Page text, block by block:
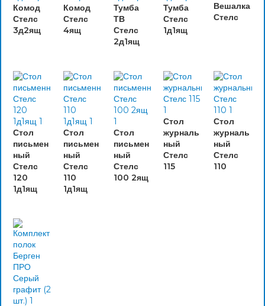
Комод
Стелс
3д2ящ
Комод
Стелс
4ящ
Тумба
ТВ
Стелс
2д1ящ
Тумба
Стелс
1д1ящ
Вешалка
Стелс
Стол
письмен
ный
Стелс
120
1д1ящ
Стол
письмен
ный
Стелс
110
1д1ящ
Стол
письмен
ный
Стелс
100 2ящ
Стол
журналь
ный
Стелс
115
Стол
журналь
ный
Стелс
110